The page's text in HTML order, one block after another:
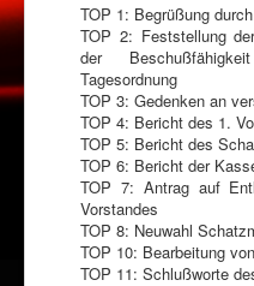
TOP 1: Begrüßung
TOP 2: Feststellung
der
Tagesordnung
TOP 3: Gedenken an
TOP 4: Bericht des 1.
TOP 5: Bericht des
TOP 6: Bericht der
TOP 7: Antrag auf
Vorstandes
TOP 8: Neuwahl
TOP 10: Bearbeitung
TOP 11: Schlußworte